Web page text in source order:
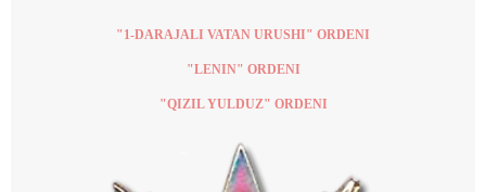
"1-DARAJALI VATAN URUSHI" ORDENI
"LENIN" ORDENI
"QIZIL YULDUZ" ORDENI